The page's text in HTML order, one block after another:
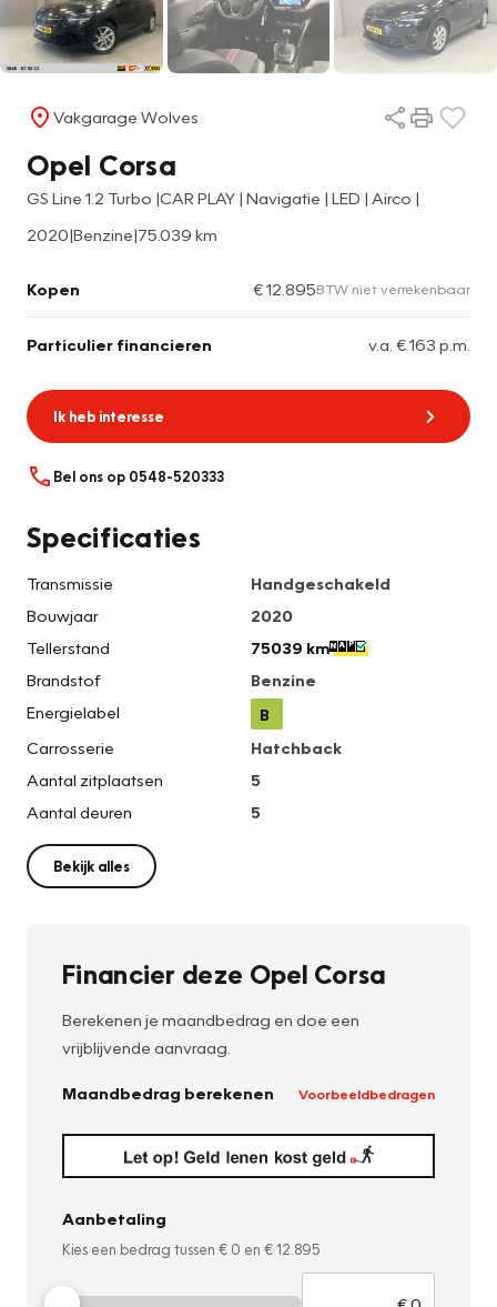
Vakgarage Wolves
Opel Corsa
GS Line 1.2 Turbo |CAR PLAY | Navigatie | LED | Airco |
2020|Benzine|75.039 km
Kopen € 12.895BTW niet verrekenbaar
Particulier financieren v.a. € 163 p.m.
Ik heb interesse
Bel ons op 0548-520333
Specificaties
Transmissie
Handgeschakeld
Bouwjaar
2020
Tellerstand
75039 km
Brandstof
Benzine
Energielabel
B
Carrosserie
Hatchback
Aantal zitplaatsen
5
Aantal deuren
5
Bekijk alles
Financier deze Opel Corsa
Berekenen je maandbedrag en doe een
vrijblijvende aanvraag.
Maandbedrag berekenen Voorbeeldbedragen
Aanbetaling
Kies een bedrag tussen € 0 en € 12.895